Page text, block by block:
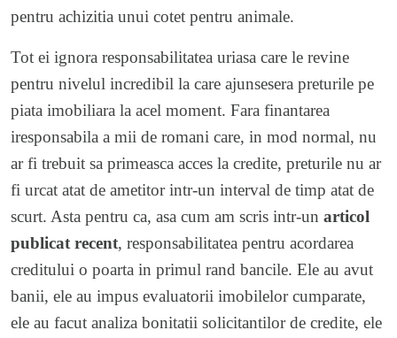
pentru achizitia unui cotet pentru animale.
Tot ei ignora responsabilitatea uriasa care le revine
pentru nivelul incredibil la care ajunsesera preturile pe
piata imobiliara la acel moment. Fara finantarea
iresponsabila a mii de romani care, in mod normal, nu
ar fi trebuit sa primeasca acces la credite, preturile nu ar
fi urcat atat de ametitor intr-un interval de timp atat de
scurt. Asta pentru ca, asa cum am scris intr-un articol
publicat recent, responsabilitatea pentru acordarea
creditului o poarta in primul rand bancile. Ele au avut
banii, ele au impus evaluatorii imobilelor cumparate,
ele au facut analiza bonitatii solicitantilor de credite, ele